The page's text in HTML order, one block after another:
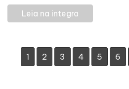
Leia na integra
1 2 3 4 5 6